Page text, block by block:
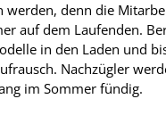
werden, denn die
auf dem Laufenden.
in den Laden und
Nachzügler
im Sommer fündig.